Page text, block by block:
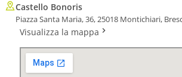
Castello Bonoris
Piazza Santa Maria, 36, 25018 Montichiari,
Visualizza la mappa